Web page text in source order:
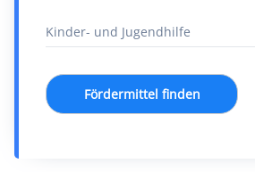
Fördermittel finden